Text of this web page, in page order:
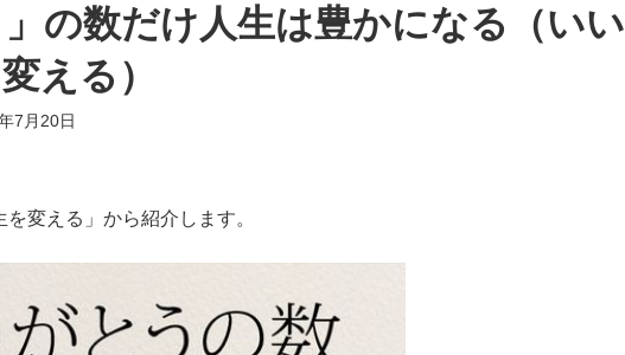
」の数だけ人生は豊かになる（いい
える）
7月20日
変える」から紹介します。